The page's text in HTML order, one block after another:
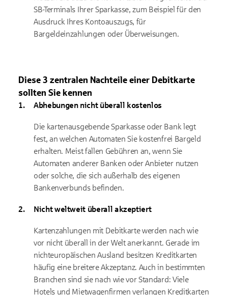
SB-Terminals Ihrer Sparkasse, zum Beispiel für den
Ausdruck Ihres Kontoauszugs, für
Bargeldeinzahlungen oder Überweisungen.
Diese 3 zentralen Nachteile einer Debitkarte
sollten Sie kennen
Abhebungen nicht überall kostenlos
Die kartenausgebende Sparkasse oder Bank legt
fest, an welchen Automaten Sie kostenfrei Bargeld
erhalten. Meist fallen Gebühren an, wenn Sie
Automaten anderer Banken oder Anbieter nutzen
oder solche, die sich außerhalb des eigenen
Bankenverbunds befinden.
Nicht weltweit überall akzeptiert
Kartenzahlungen mit Debitkarte werden nach wie
vor nicht überall in der Welt anerkannt. Gerade im
nichteuropäischen Ausland besitzen Kreditkarten
häufig eine breitere Akzeptanz. Auch in bestimmten
Branchen sind sie nach wie vor Standard: Viele
Hotels und Mietwagenfirmen verlangen Kreditkarten